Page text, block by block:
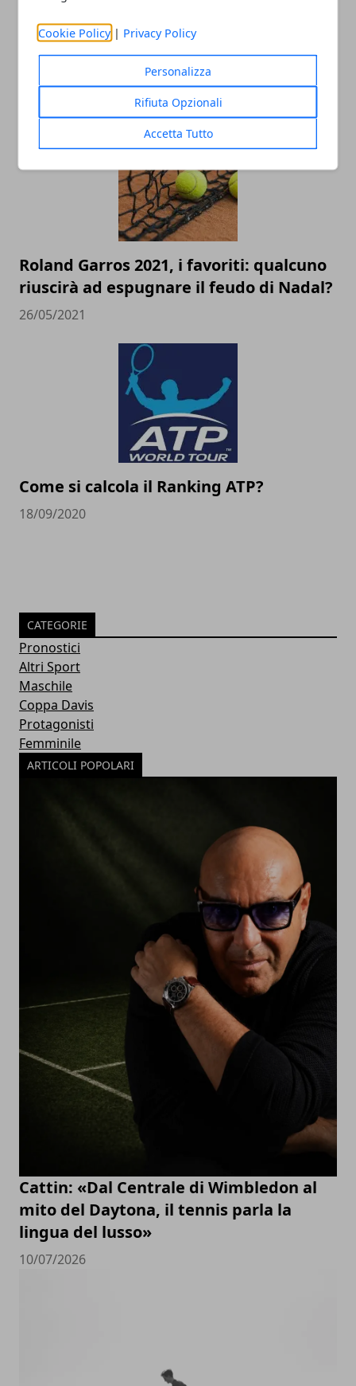
Cookie Policy | Privacy Policy
Personalizza
Rifiuta Opzionali
Accetta Tutto
Come acquistare una racchetta da
tennis: consigli e suggerimenti
04/02/2022
Roland Garros 2021, i favoriti: qualcuno
riuscirà ad espugnare il feudo di Nadal?
26/05/2021
Come si calcola il Ranking ATP?
18/09/2020
CATEGORIE
Pronostici
Altri Sport
Maschile
Coppa Davis
Protagonisti
Femminile
ARTICOLI POPOLARI
Cattin: «Dal Centrale di Wimbledon al
mito del Daytona, il tennis parla la
lingua del lusso»
10/07/2026